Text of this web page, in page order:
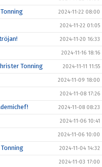
2024-11-22 08:00
2024-11-22 01:05
2024-11-20 16:33
2024-11-16 18:16
Tonning 2024-11-11 11:55
2024-11-09 18:00
2024-11-08 17:26
2024-11-08 08:23
2024-11-06 10:41
2024-11-06 10:00
2024-11-04 14:32
2024-11-03 17:00